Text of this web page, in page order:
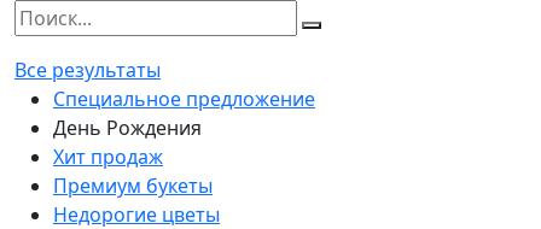
Все результаты
Специальное предложение
День Рождения
Хит продаж
Премиум букеты
Недорогие цветы